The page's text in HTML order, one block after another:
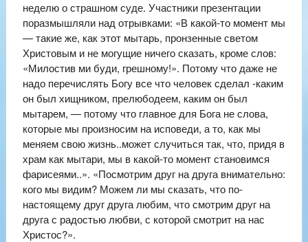
неделю о страшном суде. Участники презентации
поразмышляли над отрывками: «В какой-то момент мы
— такие же, как этот мытарь, пронзенные светом
Христовым и не могущие ничего сказать, кроме слов:
«Милостив ми буди, грешному!». Потому что даже не
надо перечислять Богу все что человек сделал -каким
он был хищником, прелюбодеем, каким он был
мытарем, — потому что главное для Бога не слова,
которые мы произносим на исповеди, а то, как мы
меняем свою жизнь..может случиться так, что, придя в
храм как мытари, мы в какой-то момент становимся
фарисеями..». «Посмотрим друг на друга внимательно:
кого мы видим? Можем ли мы сказать, что по-
настоящему друг друга любим, что смотрим друг на
друга с радостью любви, с которой смотрит на нас
Христос?».